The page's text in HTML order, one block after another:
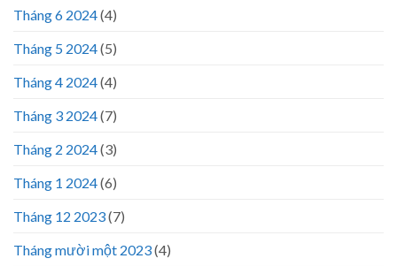
Tháng 6 2024(4)
Tháng 5 2024(5)
Tháng 4 2024(4)
Tháng 3 2024(7)
Tháng 2 2024(3)
Tháng 1 2024(6)
Tháng 12 2023(7)
Tháng mười một 2023(4)